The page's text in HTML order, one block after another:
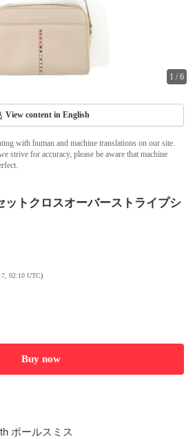
1 /6
View content in English
with human and machine translations on our site.
strive for accuracy, please be aware that machine
ットクロスオーバーストライプシ
7, 02:10 UTC)
Buy now
ポールスミス